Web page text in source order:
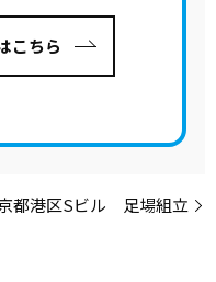
こちら
都港区Sビル 足場組立